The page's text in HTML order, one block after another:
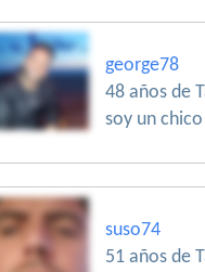
george78
48 años de
soy un
suso74
51 años de